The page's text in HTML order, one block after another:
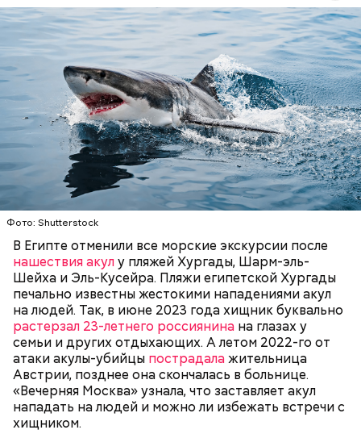
Фото: Shutterstock
В Египте отменили все морские экскурсии после
нашествия акулу пляжей Хургады, Шарм-эль-
Шейха и Эль-Кусейра. Пляжи египетской Хургады
печально известны жестокими нападениями акул
на людей. Так, в июне 2023 года хищник буквально
растерзал 23-летнего россиянина на глазах у
семьи и других отдыхающих. А летом 2022-го от
атаки акулы-убийцы пострадалажительница
Австрии, позднее она скончалась в больнице.
«Вечерняя Москва» узнала, что заставляет акул
нападать на людей и можно ли избежать встречи с
хищником.
— Очень много случаев зарегистрировано, когда
акулы атаковали небольшие суда с надувными
пассажиры таких плавательных средств
оказывались жертвами этих хищных рыб, — сказал
собеседник «ВМ».
БЕЗОПАСНОСТЬ СМЕРТЬ РЫБА
Собеседник «Вечерней Москвы» отметил, что еще
несколько лет назад о таких походах даже мечтать
не приходилось, но сегодня это вполне
— Для группы из пяти человек такое путешествие
обойдется в пределах 340 белорусских рублей
(около 10311 рублей по ЦБ РФ — прим. «ВМ»), —
уточнил он.
Он заметил, что в мире действительно непростая
ситуация с точки зрения ядерного оружия, оружия
массового уничтожения. Проблемы экологии и
сохранения природы тоже стоят остро.
рекламную фишку, чтобы привлечь средства для
реализации своих новых не менее нелепых и
ненужных проектов. Это классическое
замыливание глаз, — высказал свое мнение военный
эксперт.